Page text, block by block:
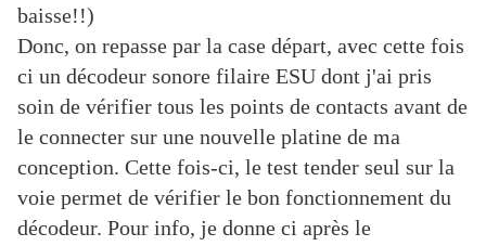
baisse!!)
Donc, on repasse par la case départ, avec cette fois
ci un décodeur sonore filaire ESU dont j'ai pris
soin de vérifier tous les points de contacts avant de
le connecter sur une nouvelle platine de ma
conception. Cette fois-ci, le test tender seul sur la
voie permet de vérifier le bon fonctionnement du
décodeur. Pour info, je donne ci après le